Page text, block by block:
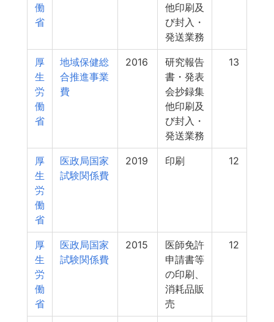
働
省
他印刷及
び封入・
発送業務
厚
生
労
働
省
地域保健総
合推進事業
費
2016
研究報告
書・発表
会抄録集
他印刷及
び封入・
発送業務
13
厚
生
労
働
省
医政局国家
試験関係費
2019 印刷 12
厚
生
労
働
省
医政局国家
試験関係費
2015
医師免許
申請書等
の印刷、
消耗品販
売
12